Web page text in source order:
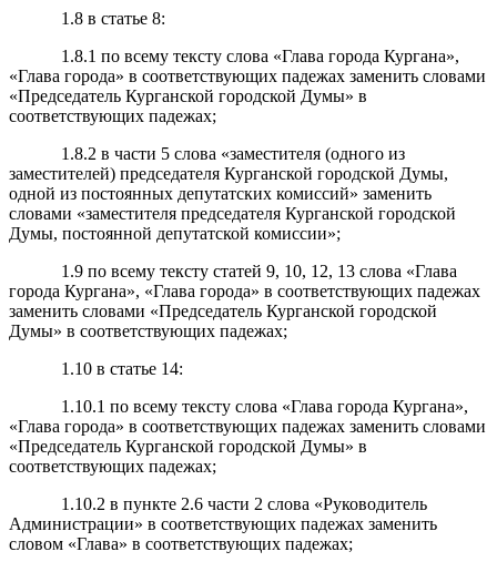
1.8 в статье 8:
1.8.1 по всему тексту слова «Глава города Кургана»,
«Глава города» в соответствующих падежах заменить словами
«Председатель Курганской городской Думы» в
соответствующих падежах;
1.8.2 в части 5 слова «заместителя (одного из
заместителей) председателя Курганской городской Думы,
одной из постоянных депутатских комиссий» заменить
словами «заместителя председателя Курганской городской
Думы, постоянной депутатской комиссии»;
1.9 по всему тексту статей 9, 10, 12, 13 слова «Глава
города Кургана», «Глава города» в соответствующих падежах
заменить словами «Председатель Курганской городской
Думы» в соответствующих падежах;
1.10 в статье 14:
1.10.1 по всему тексту слова «Глава города Кургана»,
«Глава города» в соответствующих падежах заменить словами
«Председатель Курганской городской Думы» в
соответствующих падежах;
1.10.2 в пункте 2.6 части 2 слова «Руководитель
Администрации» в соответствующих падежах заменить
словом «Глава» в соответствующих падежах;